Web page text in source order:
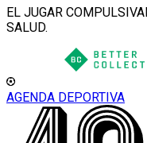
EL JUGAR
SALUD.
AGENDA DEPORTIVA